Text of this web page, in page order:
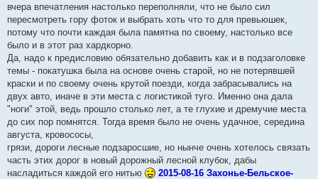
щ
е
н
и
е
вчера впечатления настолько переполняли, что не было сил
пересмотреть гору фоток и выбрать хоть что то для превьюшек,
потому что почти каждая была памятна по своему, настолько все
было и в этот раз хардкорно.
Да, надо к предисловию обязательно добавить как и в подзаголовке
темы - покатушка была на основе очень старой, но не потерявшей
краски и по своему очень крутой поезди, когда забрасывались на
двух авто, иначе в эти места с логистикой туго. Именно она дала
"ноги" этой, ведь прошло столько лет, а те глухие и дремучие места
до сих пор помнятся. Тогда время было не очень удачное, середина
августа, кровососы,
грязи, дороги лесные подзаросшие, но нынче очень хотелось связать
часть этих дорог в новый дорожный лесной клубок, дабы
насладиться каждой его нитью
2015-08-16 Захонье-Бельское-